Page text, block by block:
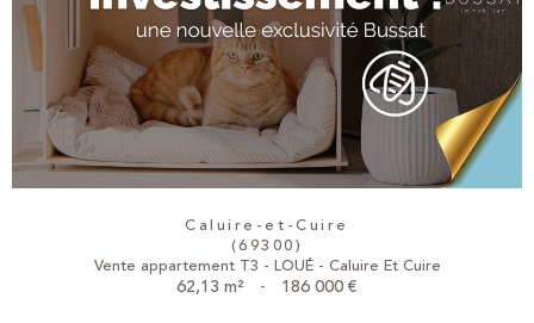
Caluire-et-Cuire
(69300)
Vente appartement T3 - LOUÉ - Caluire Et Cuire
62,13 m² - 186 000 €